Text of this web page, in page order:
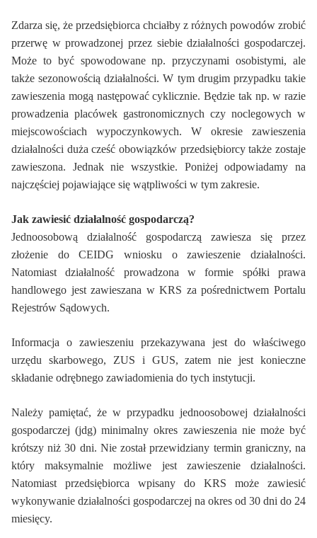
Zdarza się, że przedsiębiorca chciałby z różnych powodów zrobić
przerwę w prowadzonej przez siebie działalności gospodarczej.
Może to być spowodowane np. przyczynami osobistymi, ale
także sezonowością działalności. W tym drugim przypadku takie
zawieszenia mogą następować cyklicznie. Będzie tak np. w razie
prowadzenia placówek gastronomicznych czy noclegowych w
miejscowościach wypoczynkowych. W okresie zawieszenia
działalności duża cześć obowiązków przedsiębiorcy także zostaje
zawieszona. Jednak nie wszystkie. Poniżej odpowiadamy na
najczęściej pojawiające się wątpliwości w tym zakresie.
Jak zawiesić działalność gospodarczą?
Jednoosobową działalność gospodarczą zawiesza się przez
złożenie do CEIDG wniosku o zawieszenie działalności.
Natomiast działalność prowadzona w formie spółki prawa
handlowego jest zawieszana w KRS za pośrednictwem Portalu
Rejestrów Sądowych.
Informacja o zawieszeniu przekazywana jest do właściwego
urzędu skarbowego, ZUS i GUS, zatem nie jest konieczne
składanie odrębnego zawiadomienia do tych instytucji.
Należy pamiętać, że w przypadku jednoosobowej działalności
gospodarczej (jdg) minimalny okres zawieszenia nie może być
krótszy niż 30 dni. Nie został przewidziany termin graniczny, na
który maksymalnie możliwe jest zawieszenie działalności.
Natomiast przedsiębiorca wpisany do KRS może zawiesić
wykonywanie działalności gospodarczej na okres od 30 dni do 24
miesięcy.